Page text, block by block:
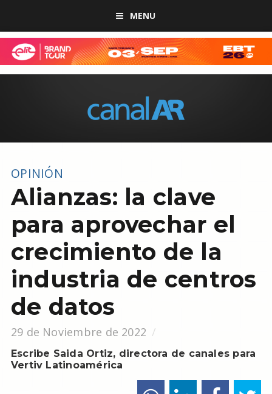
MENU
OPINIÓN
Alianzas: la clave
para aprovechar el
crecimiento de la
industria de centros
de datos
29 de Noviembre de 2022
Escribe Saida Ortiz, directora de canales para
Vertiv Latinoamérica